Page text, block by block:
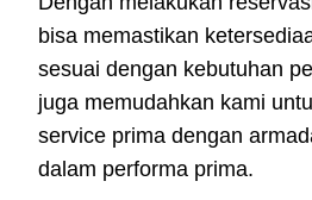
bisa memastikan
sesuai dengan kebutuhan
juga memudahkan kami
service prima dengan
dalam performa prima.